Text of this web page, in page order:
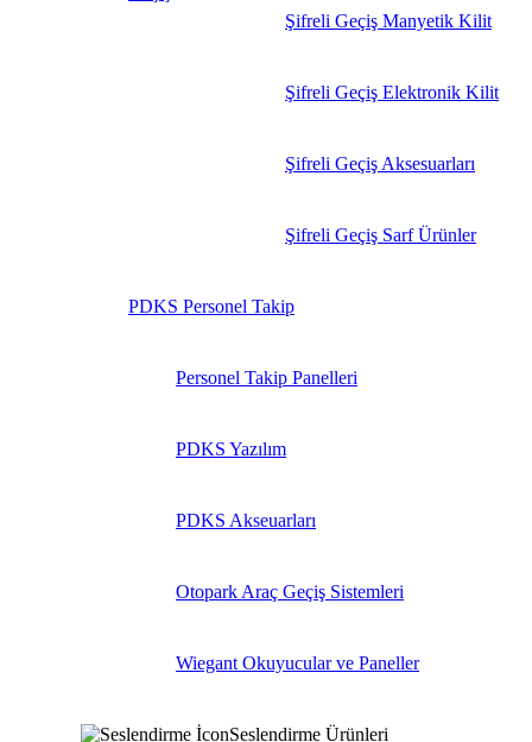
Şifreli Geçiş Manyetik Kilit
Şifreli Geçiş Elektronik Kilit
Şifreli Geçiş Aksesuarları
Şifreli Geçiş Sarf Ürünler
PDKS Personel Takip
Personel Takip Panelleri
PDKS Yazılım
PDKS Akseuarları
Otopark Araç Geçiş Sistemleri
Wiegant Okuyucular ve Paneller
Seslendirme Ürünleri